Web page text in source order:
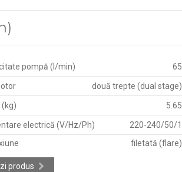
pompă (l/min) 65
două trepte (dual stage)
(kg) 5.65
electrică (V/Hz/Ph)
220-240/50/1
filetată (flare)
produs